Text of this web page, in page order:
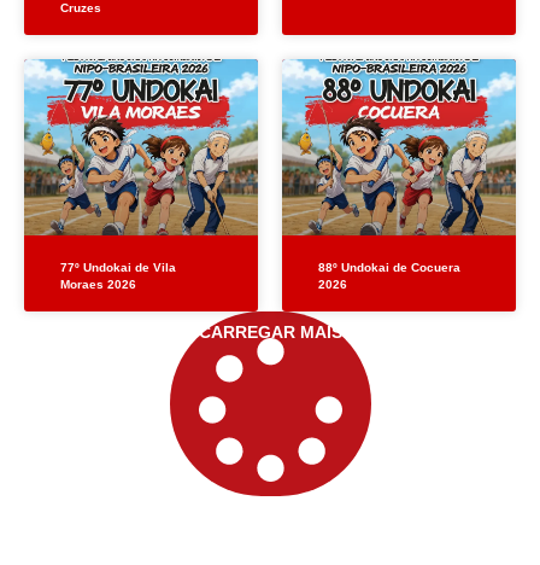
Cruzes
77º Undokai de Vila
Moraes 2026
88º Undokai de Cocuera
2026
CARREGAR MAIS